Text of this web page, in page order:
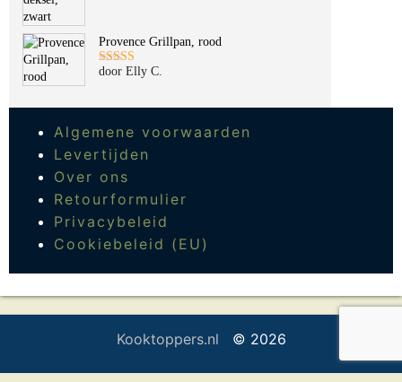
Provence Grillpan, rood
Gewaardeerd
door Elly C.
Algemene voorwaarden
Levertijden
Over ons
Retourformulier
Privacybeleid
Cookiebeleid (EU)
Kooktoppers.nl © 2026